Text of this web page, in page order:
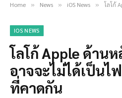
Home » News » iOS News » โลโก้
IOS NEWS
โลโก้ Apple ด้านห
อาจจะไม่ได้เป็นไ
ที่คาดกัน